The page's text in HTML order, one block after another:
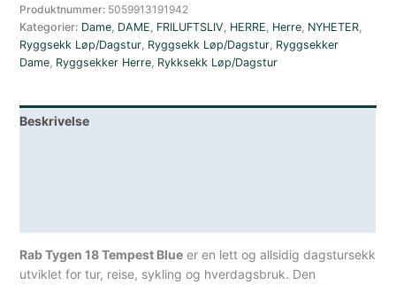
Unisex
Dagstursekk
Blå
antall
Produktnummer: 5059913191942
Kategorier: Dame, DAME, FRILUFTSLIV, HERRE, Herre, NYHETER,
Ryggsekk Løp/Dagstur, Ryggsekk Løp/Dagstur, Ryggsekker
Dame, Ryggsekker Herre, Rykksekk Løp/Dagstur
Beskrivelse
Rab Tygen 18 Tempest Blue er en lett og allsidig dagstursekk
utviklet for tur, reise, sykling og hverdagsbruk. Den